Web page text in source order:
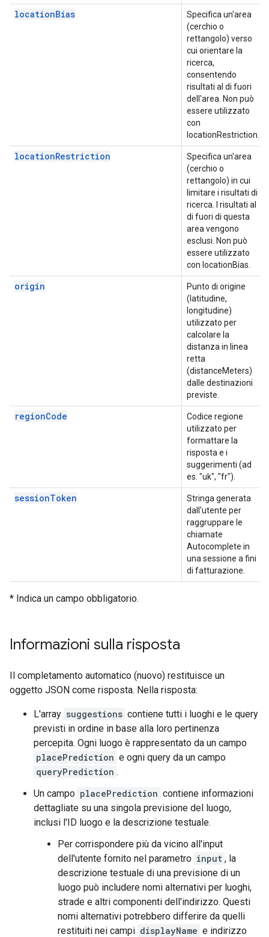
locationBias
Specifica un'area
(cerchio o
rettangolo) verso
cui orientare la
ricerca,
consentendo
risultati al di fuori
dell'area. Non può
essere utilizzato
con
locationRestriction.
locationRestriction
Specifica un'area
(cerchio o
rettangolo) in cui
limitare i risultati di
ricerca. I risultati al
di fuori di questa
area vengono
esclusi. Non può
essere utilizzato
con locationBias.
origin
Punto di origine
(latitudine,
longitudine)
utilizzato per
calcolare la
distanza in linea
retta
(distanceMeters)
dalle destinazioni
previste.
regionCode
Codice regione
utilizzato per
formattare la
risposta e i
suggerimenti (ad
es. "uk", "fr").
sessionToken
Stringa generata
dall'utente per
raggruppare le
chiamate
Autocomplete in
una sessione a fini
di fatturazione.
* Indica un campo obbligatorio.
Informazioni sulla risposta
Il completamento automatico (nuovo) restituisce un
oggetto JSON come risposta. Nella risposta:
L'array suggestions contiene tutti i luoghi e le query
previsti in ordine in base alla loro pertinenza
percepita. Ogni luogo è rappresentato da un campo
placePrediction e ogni query da un campo
queryPrediction .
Un campo placePrediction contiene informazioni
dettagliate su una singola previsione del luogo,
inclusi l'ID luogo e la descrizione testuale.
Per corrispondere più da vicino all'input
dell'utente fornito nel parametro input , la
descrizione testuale di una previsione di un
luogo può includere nomi alternativi per luoghi,
strade e altri componenti dell'indirizzo. Questi
nomi alternativi potrebbero differire da quelli
restituiti nei campi displayName e indirizzo